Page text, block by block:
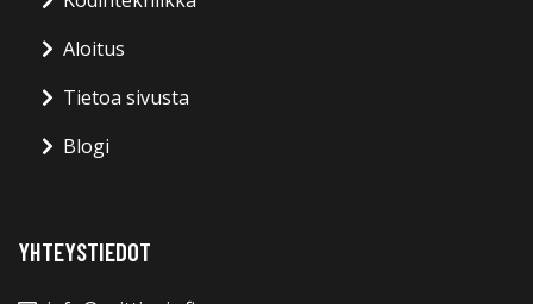
Aloitus
Tietoa sivusta
Blogi
YHTEYSTIEDOT